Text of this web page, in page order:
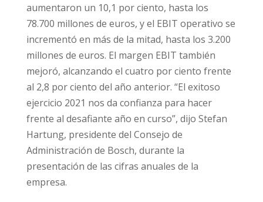
aumentaron un 10,1 por ciento, hasta los
78.700 millones de euros, y el EBIT operativo se
incrementó en más de la mitad, hasta los 3.200
millones de euros. El margen EBIT también
mejoró, alcanzando el cuatro por ciento frente
al 2,8 por ciento del año anterior. “El exitoso
ejercicio 2021 nos da confianza para hacer
frente al desafiante año en curso”, dijo Stefan
Hartung, presidente del Consejo de
Administración de Bosch, durante la
presentación de las cifras anuales de la
empresa.